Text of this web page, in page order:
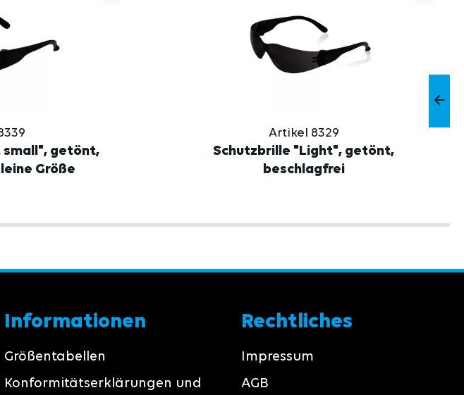
small", getönt,
Größe
Artikel 8329
Schutzbrille "Light", getönt,
beschlagfrei
Informationen
Größentabellen
Konformitätserklärungen und
Rechtliches
Impressum
AGB